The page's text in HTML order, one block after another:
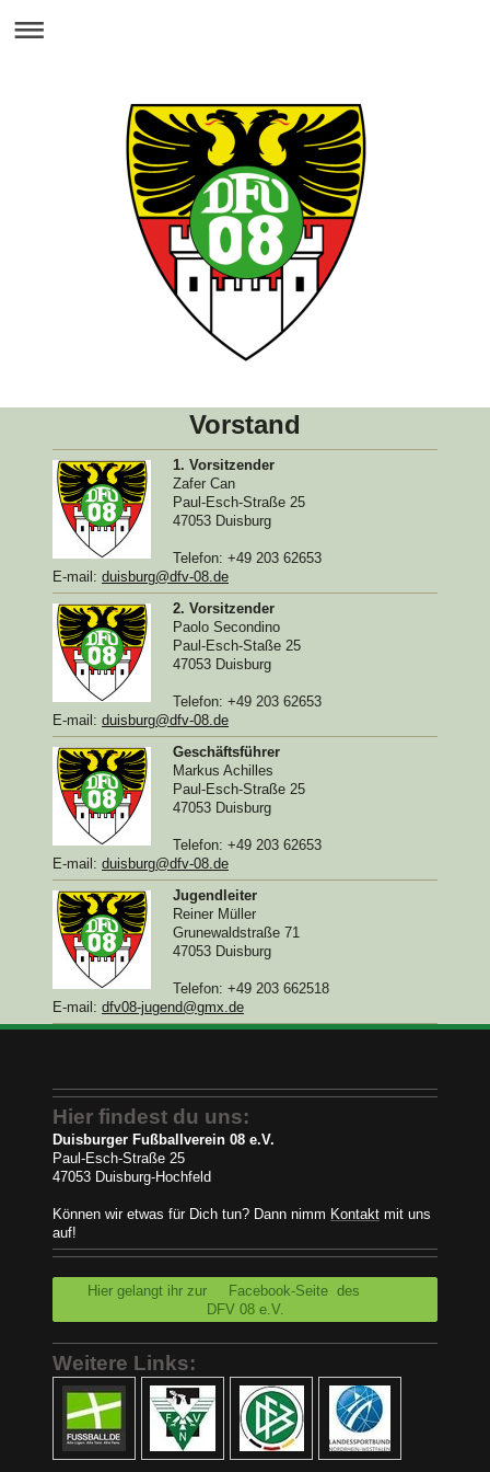
Vorstand
1. Vorsitzender
Zafer Can
Paul-Esch-Straße 25
47053 Duisburg
Telefon: +49 203 62653
E-mail: duisburg@dfv-08.de
2. Vorsitzender
Paolo Secondino
Paul-Esch-Staße 25
47053 Duisburg
Telefon: +49 203 62653
E-mail: duisburg@dfv-08.de
Geschäftsführer
Markus Achilles
Paul-Esch-Straße 25
47053 Duisburg
Telefon: +49 203 62653
E-mail: duisburg@dfv-08.de
Jugendleiter
Reiner Müller
Grunewaldstraße 71
47053 Duisburg
Telefon: +49 203 662518
E-mail: dfv08-jugend@gmx.de
Hier findest du uns:
Duisburger Fußballverein 08 e.V.
Paul-Esch-Straße 25
47053 Duisburg-Hochfeld
Können wir etwas für Dich tun? Dann nimm Kontakt mit uns
auf!
Hier gelangt ihr zur Facebook-Seite des
DFV 08 e.V.
Weitere Links: